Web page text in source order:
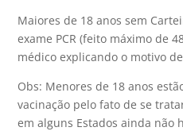
Maiores de 18 anos sem
exame PCR (feito máximo de
médico explicando o motivo
Obs: Menores de 18 anos
vacinação pelo fato de se
em alguns Estados ainda não